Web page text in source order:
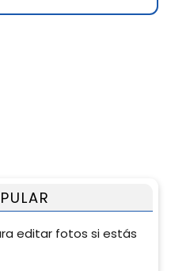
editar fotos si estás